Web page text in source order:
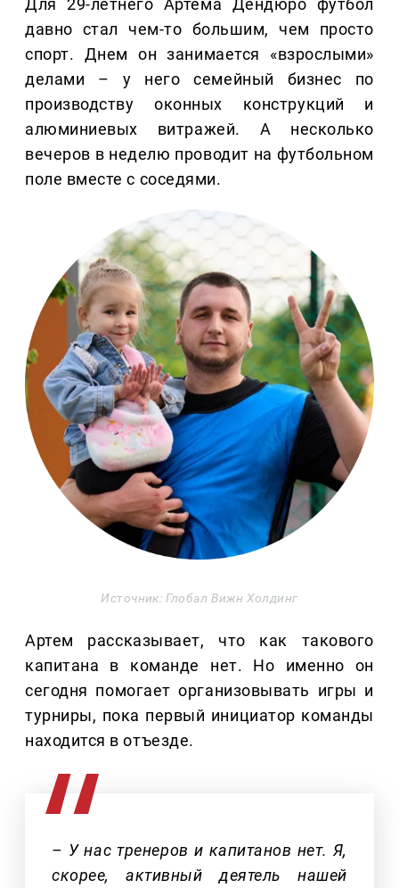
Для 29-летнего Артема Дендюро футбол
давно стал чем-то большим, чем просто
спорт. Днем он занимается «взрослыми»
делами – у него семейный бизнес по
производству оконных конструкций и
алюминиевых витражей. А несколько
вечеров в неделю проводит на футбольном
поле вместе с соседями.
Источник: Глобал Вижн Холдинг
Артем рассказывает, что как такового
капитана в команде нет. Но именно он
сегодня помогает организовывать игры и
турниры, пока первый инициатор команды
находится в отъезде.
– У нас тренеров и капитанов нет. Я,
скорее, активный деятель нашей